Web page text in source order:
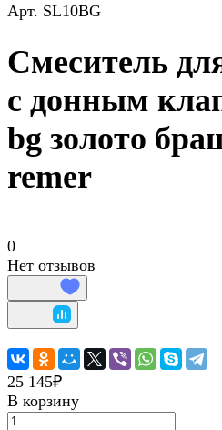
Арт. SL10BG
Смеситель
с донным
bg золото
remer
0
Нет отзывов
25 145₽
В корзину